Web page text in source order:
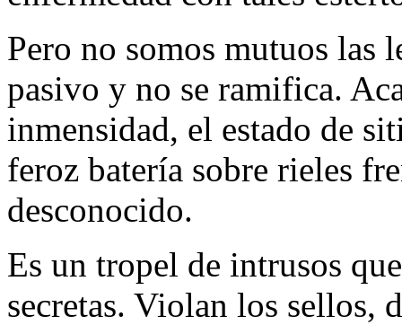
Pero no somos mutuos las
pasivo y no se ramifica.
inmensidad, el estado de
feroz batería sobre rieles
desconocido.
Es un tropel de intrusos
secretas. Violan los sellos,